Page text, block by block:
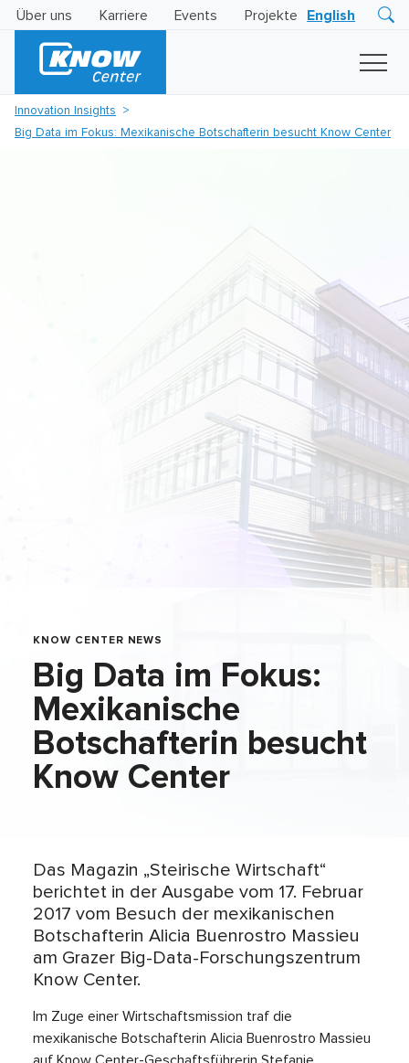
Über uns Karriere Events Projekte English
Business
Innovation Insights
Big Data im Fokus: Mexikanische Botschafterin besucht Know Center
KNOW CENTER NEWS
Big Data im Fokus:
Mexikanische
Botschafterin besucht
Know Center
Das Magazin „Steirische Wirtschaft“
berichtet in der Ausgabe vom 17. Februar
2017 vom Besuch der mexikanischen
Botschafterin Alicia Buenrostro Massieu
am Grazer Big-Data-Forschungszentrum
Know Center.
Im Zuge einer Wirtschaftsmission traf die
mexikanische Botschafterin Alicia Buenrostro Massieu
auf Know Center-Geschaftsführerin Stefanie